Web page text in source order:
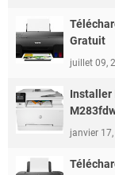
Gratuit
juillet 09,
Installer
janvier